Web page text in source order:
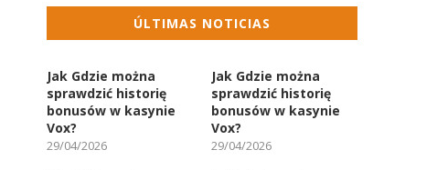
ÚLTIMAS NOTICIAS
Jak Gdzie można
sprawdzić historię
bonusów w kasynie
Vox?
29/04/2026
Jak Gdzie można
sprawdzić historię
bonusów w kasynie
Vox?
29/04/2026